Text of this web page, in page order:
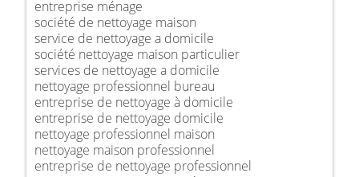
entreprise ménage
société de nettoyage maison
service de nettoyage a domicile
société nettoyage maison particulier
services de nettoyage a domicile
nettoyage professionnel bureau
entreprise de nettoyage à domicile
entreprise de nettoyage domicile
nettoyage professionnel maison
nettoyage maison professionnel
entreprise de nettoyage professionnel